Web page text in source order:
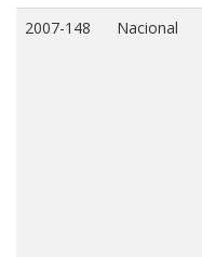
2007-148 Nacional